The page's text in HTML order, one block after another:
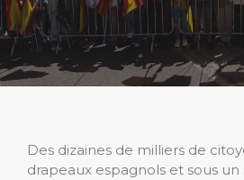
Des dizaines de milliers de
drapeaux espagnols et sous